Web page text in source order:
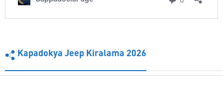
Kapadokya Jeep Kiralama 2026